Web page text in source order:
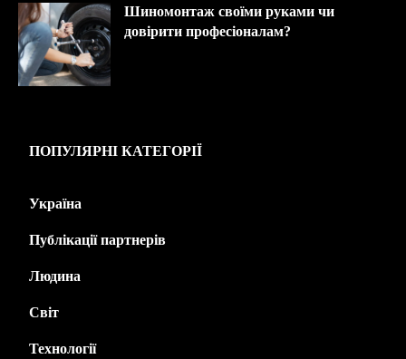
Шиномонтаж своїми руками чи
довірити професіоналам?
ПОПУЛЯРНІ КАТЕГОРІЇ
Україна
Публікації партнерів
Людина
Світ
Технології